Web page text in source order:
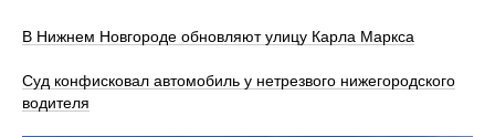
В Нижнем Новгороде обновляют улицу Карла Маркса
Суд конфисковал автомобиль у нетрезвого нижегородского
водителя